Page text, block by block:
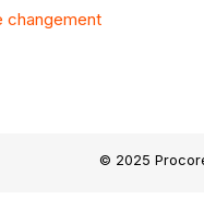
changement
© 2025